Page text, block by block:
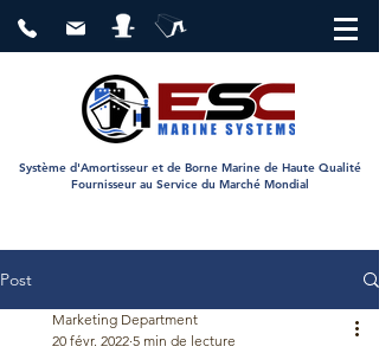
Système d'Amortisseur et de Borne Marine de Haute Qualité
Fournisseur au Service du Marché Mondial
Post
Marketing Department
20 févr. 2022 5 min de lecture